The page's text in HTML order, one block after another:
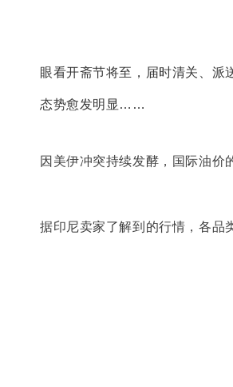
眼看开斋节将至，届时清关、派
态势愈发明显……
因美伊冲突持续发酵，国际油价
据印尼卖家了解到的行情，各品